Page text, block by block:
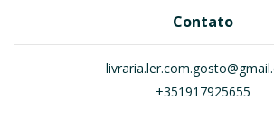
Contato
+351917925655